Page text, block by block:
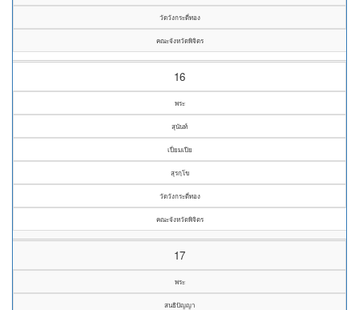
วัดวังกระดี่ทอง
คณะจังหวัดพิจิตร
16
พระ
สุนันท์
เปี่ยมเปีย
สุรกฺโข
วัดวังกระดี่ทอง
คณะจังหวัดพิจิตร
17
พระ
สนธิปัญญา